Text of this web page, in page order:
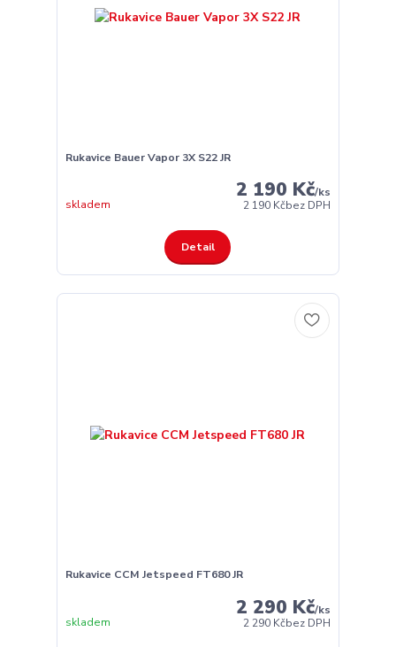
Rukavice Bauer Vapor 3X S22 JR
2 190 Kč/ks
2 190 Kčbez DPH
skladem
Detail
Rukavice CCM Jetspeed FT680 JR
2 290 Kč/ks
2 290 Kčbez DPH
skladem